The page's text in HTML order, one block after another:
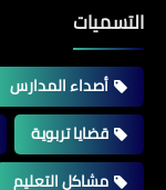
التسميات
أصداء المدارس
قضايا تربوية
مشاكل التعليم